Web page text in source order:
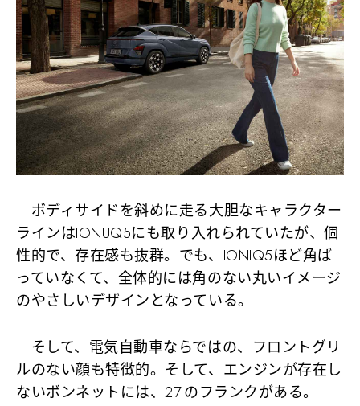
ボディサイドを斜めに走る大胆なキャラクター
ラインはIONUQ5にも取り入れられていたが、個
性的で、存在感も抜群。でも、IONIQ5ほど角ば
っていなくて、全体的には角のない丸いイメージ
のやさしいデザインとなっている。
そして、電気自動車ならではの、フロントグリ
ルのない顔も特徴的。そして、エンジンが存在し
ないボンネットには、27lのフランクがある。